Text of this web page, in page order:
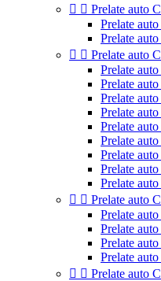
  Prelate auto
Prelate
Prelate
  Prelate auto
Prelate
Prelate
Prelate
Prelate
Prelate
Prelate
Prelate
Prelate
Prelate
  Prelate auto
Prelate
Prelate
Prelate
Prelate
  Prelate auto